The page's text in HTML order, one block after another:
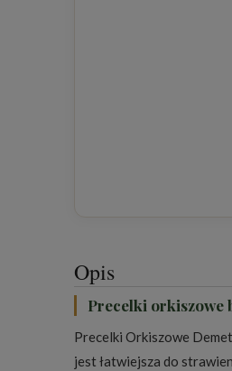
Opis
Precelki orkiszowe
Precelki Orkiszowe
jest łatwiejsza do